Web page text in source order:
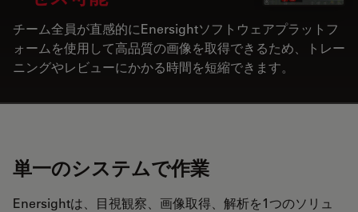
チーム全員が直感的にEnersightソフトウェアプラットフ
ォームを使用して高品質の画像を取得できるため、トレー
ニングやレビューにかかる時間を短縮できます。
単一のシステムで作業
Enersightは、目視観察、画像取得、解析を1つのソリュ